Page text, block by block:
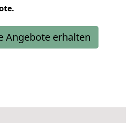
Angebote erhalten